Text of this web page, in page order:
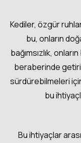
Kediler, özgür
bu, onların
bağımsızlık,
beraberinde
sürdürebilmeleri
bu
Bu ihtiyaçlar